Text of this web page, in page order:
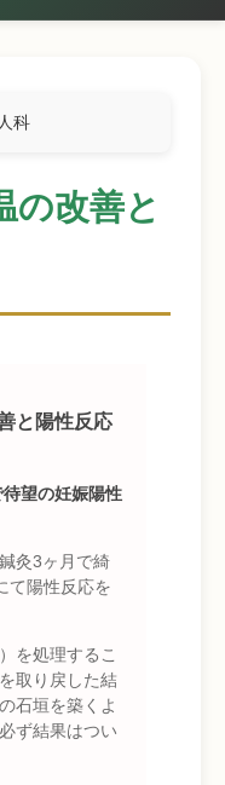
科
の改善と
と陽性反応
望の妊娠陽性
灸3ヶ月で綺
て陽性反応を
を処理するこ
取り戻した結
石垣を築くよ
ず結果はつい